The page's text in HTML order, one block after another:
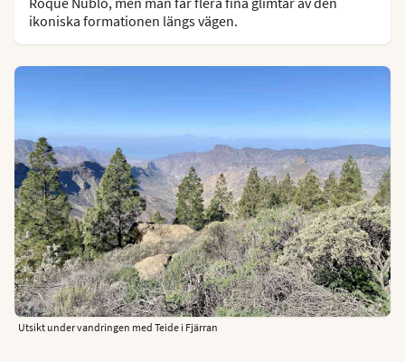
ikoniska formationen längs vägen.
Utsikt under vandringen med Teide i Fjärran